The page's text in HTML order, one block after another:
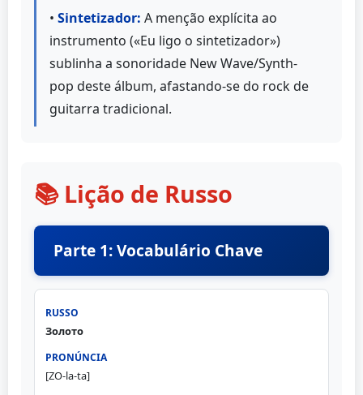
• Sintetizador: A menção explícita ao
instrumento («Eu ligo o sintetizador»)
sublinha a sonoridade New Wave/Synth-
pop deste álbum, afastando-se do rock de
guitarra tradicional.
📚 Lição de Russo
Parte 1: Vocabulário Chave
Золото
[ZO-la-ta]